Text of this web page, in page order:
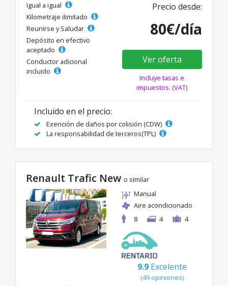
Igual a igual
Kilometraje ilimitado
Reunirse y Saludar
Depósito en efectivo
aceptado
Conductor adicional
incluido
Precio desde:
80€/día
Ver oferta
Incluye tasas e
impuestos. (VAT)
Incluido en el precio:
Exención de daños por colisión (CDW)
La responsabilidad de terceros(TPL)
Renault Trafic New o similar
Manual
Aire acondicionado
8
4 4
9.9 Excelente
(49 opiniones)